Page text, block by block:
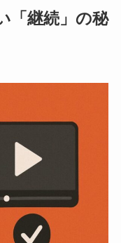
「継続」の秘